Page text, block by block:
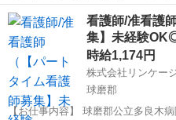
OK！「部品の組立・加工」高時給
スタッフが多数活躍中★ 【コメント】 弊社なら事前の職場見学が多
数！お仕事安心スタート...
熊本 球磨郡 工場
看護師/准看護
集】未経験
時給1,174円
株式会社リンケー
球磨郡
【お仕事内容】 球磨郡公立多良木